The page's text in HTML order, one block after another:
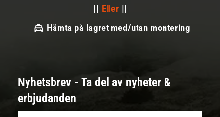
|| Eller ||
Hämta på lagret med/utan montering
Nyhetsbrev - Ta del av nyheter &
erbjudanden